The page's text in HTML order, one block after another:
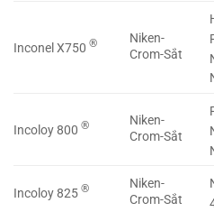
Inconel X750 ®
Niken-
Crom-Sắt
Incoloy 800 ®
Niken-
Crom-Sắt
Incoloy 825 ®
Niken-
Crom-Sắt